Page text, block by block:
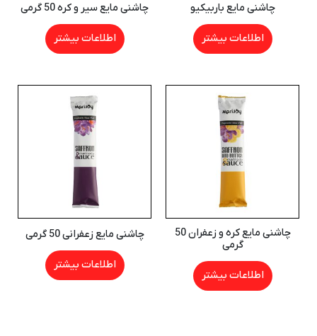
چاشنی مایع باربیکیو
اطلاعات بیشتر
چاشنی مایع سیر و کره 50 گرمی
اطلاعات بیشتر
چاشنی مایع کره و زعفران 50
گرمی
اطلاعات بیشتر
چاشنی مایع زعفرانی 50 گرمی
اطلاعات بیشتر